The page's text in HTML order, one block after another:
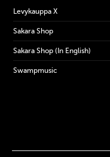
Levykauppa X
Sakara Shop
Sakara Shop (In English)
Swampmusic